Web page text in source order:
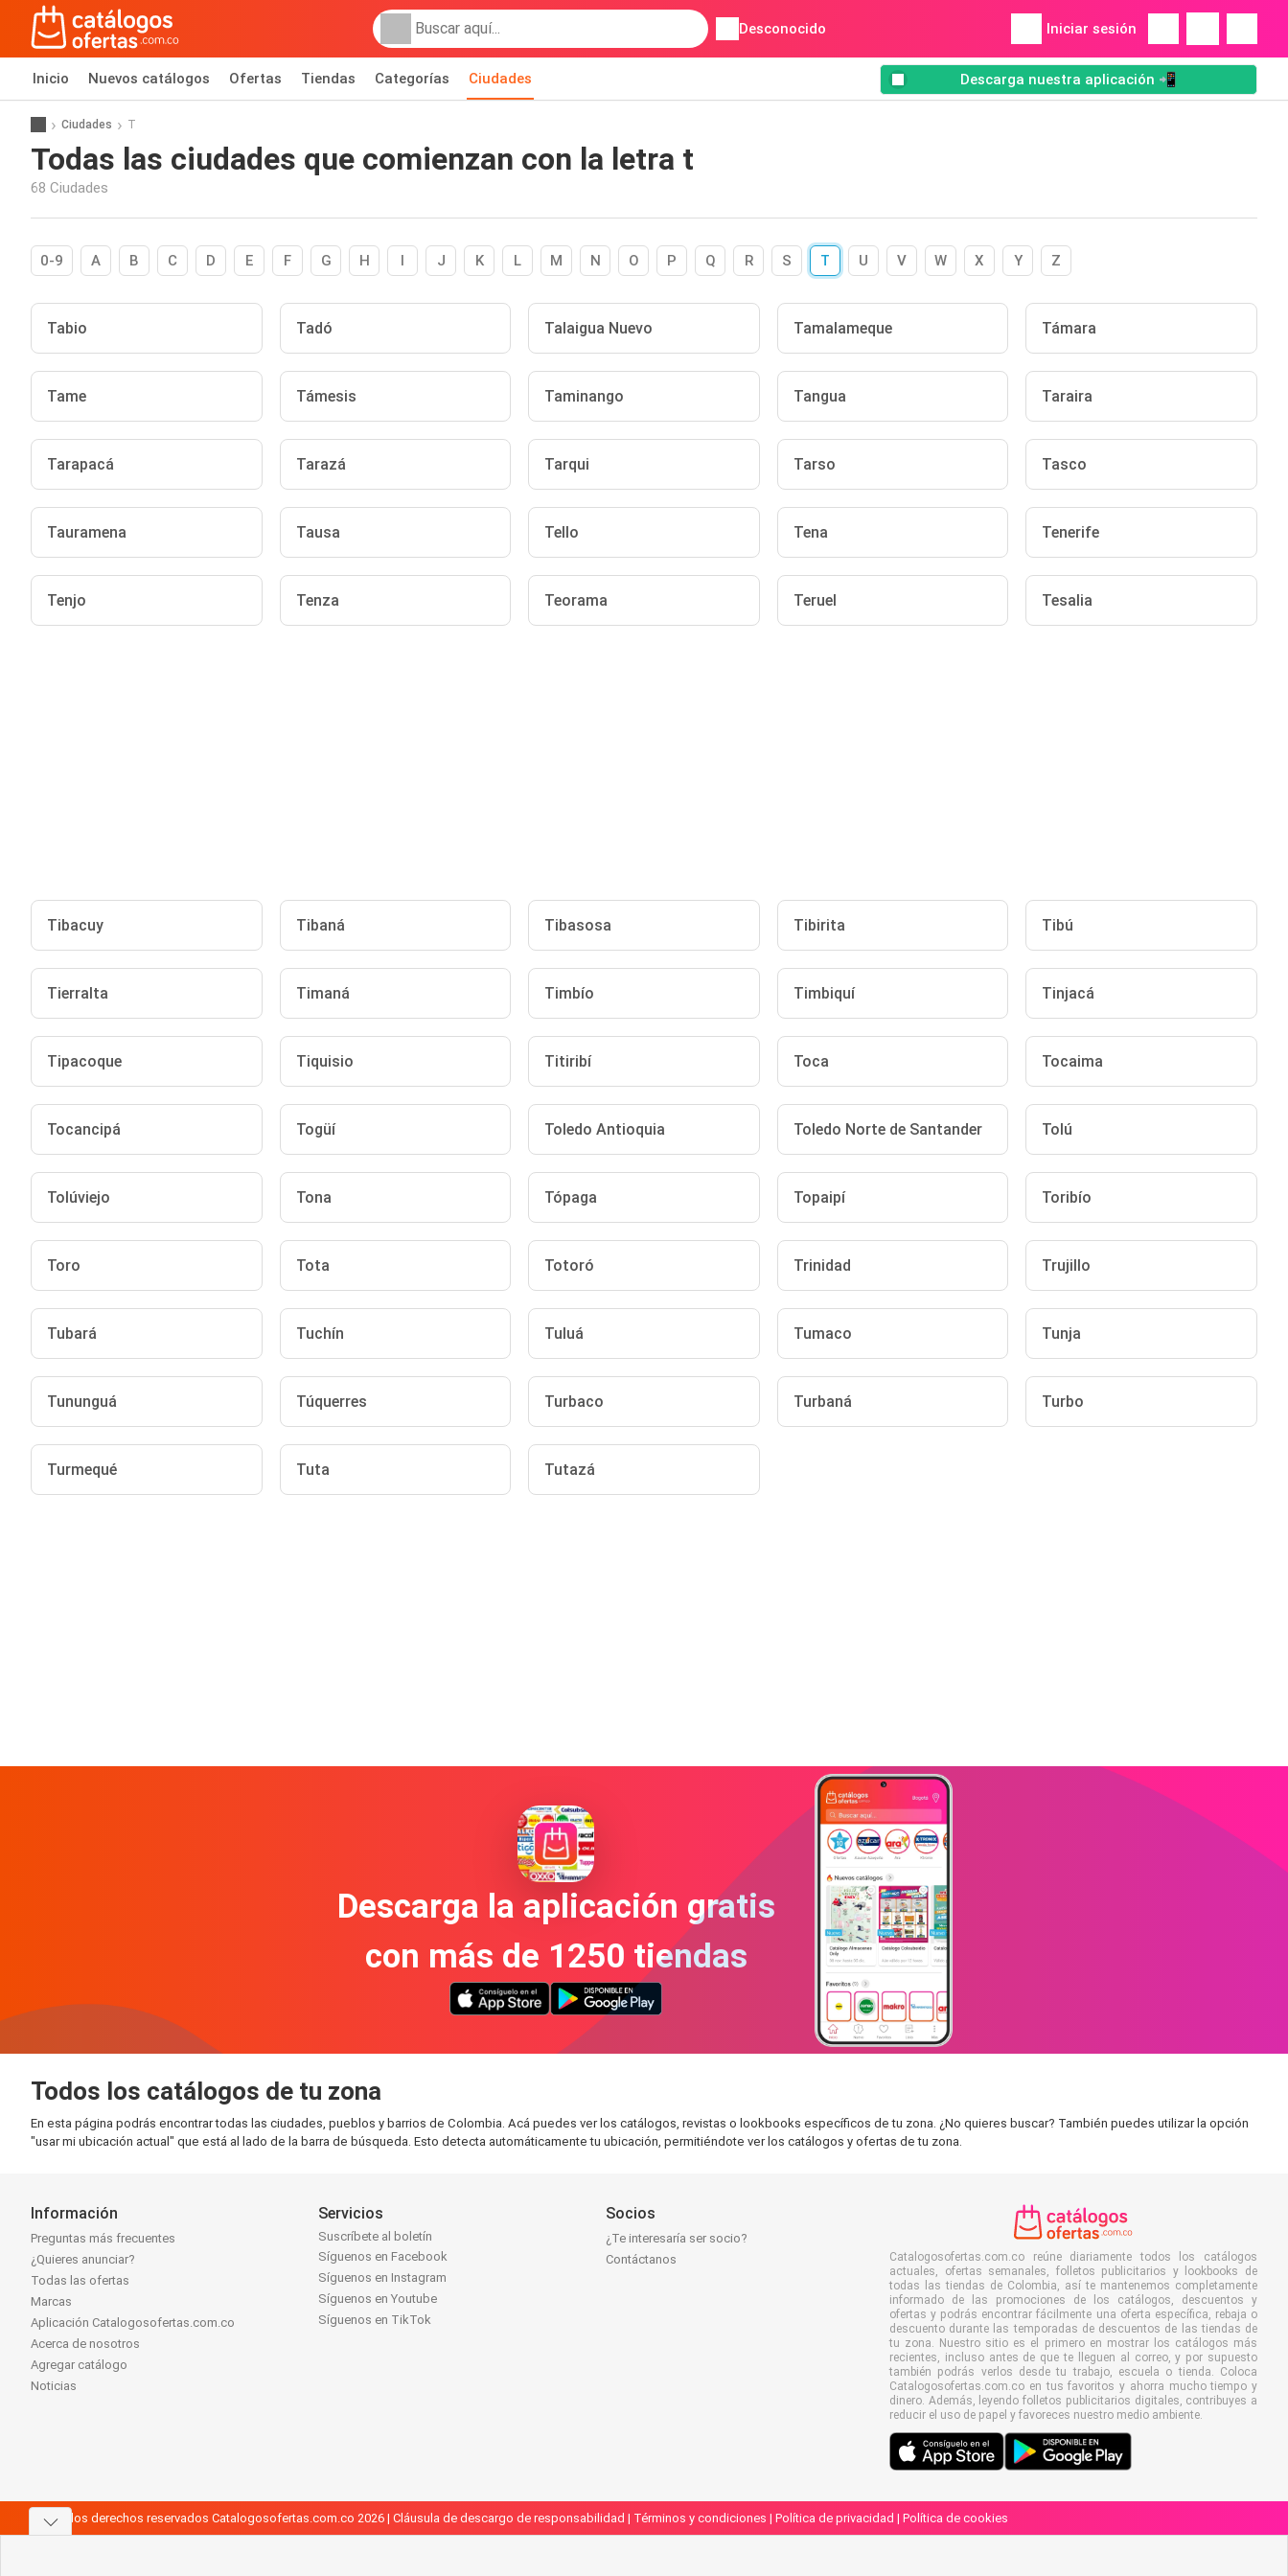
Desconocido Iniciar sesión
Inicio Nuevos catálogos Ofertas Tiendas Categorías Ciudades Descarga nuestra aplicación 📲
Ciudades T
Todas las ciudades que comienzan con la letra t
68 Ciudades
0-9 A B C D E F G H I J K L M N O P Q R S T U V W X Y Z
Tabio Tadó Talaigua Nuevo Tamalameque Támara
Tame Támesis Taminango Tangua Taraira
Tarapacá Tarazá Tarqui Tarso Tasco
Tauramena Tausa Tello Tena Tenerife
Tenjo Tenza Teorama Teruel Tesalia
Tibacuy Tibaná Tibasosa Tibirita Tibú
Tierralta Timaná Timbío Timbiquí Tinjacá
Tipacoque Tiquisio Titiribí Toca Tocaima
Tocancipá Togüí Toledo Antioquia Toledo Norte de Santander Tolú
Tolúviejo Tona Tópaga Topaipí Toribío
Toro Tota Totoró Trinidad Trujillo
Tubará Tuchín Tuluá Tumaco Tunja
Tununguá Túquerres Turbaco Turbaná Turbo
Turmequé Tuta Tutazá
Descarga la aplicación gratis
con más de 1250 tiendas
Todos los catálogos de tu zona
En esta página podrás encontrar todas las ciudades, pueblos y barrios de Colombia. Acá puedes ver los catálogos, revistas o lookbooks específicos de tu zona. ¿No quieres buscar? También puedes utilizar la opción
"usar mi ubicación actual" que está al lado de la barra de búsqueda. Esto detecta automáticamente tu ubicación, permitiéndote ver los catálogos y ofertas de tu zona.
Información
Preguntas más frecuentes
¿Quieres anunciar?
Todas las ofertas
Marcas
Aplicación Catalogosofertas.com.co
Acerca de nosotros
Agregar catálogo
Noticias
Servicios
Suscríbete al boletín
Síguenos en Facebook
Síguenos en Instagram
Síguenos en Youtube
Síguenos en TikTok
Socios
¿Te interesaría ser socio?
Contáctanos
Catalogosofertas.com.co reúne diariamente todos los catálogos
actuales, ofertas semanales, folletos publicitarios y lookbooks de
todas las tiendas de Colombia, así te mantenemos completamente
informado de las promociones de los catálogos, descuentos y
ofertas y podrás encontrar fácilmente una oferta específica, rebaja o
descuento durante las temporadas de descuentos de las tiendas de
tu zona. Nuestro sitio es el primero en mostrar los catálogos más
recientes, incluso antes de que te lleguen al correo, y por supuesto
también podrás verlos desde tu trabajo, escuela o tienda. Coloca
Catalogosofertas.com.co en tus favoritos y ahorra mucho tiempo y
dinero. Además, leyendo folletos publicitarios digitales, contribuyes a
reducir el uso de papel y favoreces nuestro medio ambiente.
Todos los derechos reservados Catalogosofertas.com.co 2026 | Cláusula de descargo de responsabilidad | Términos y condiciones | Política de privacidad | Política de cookies